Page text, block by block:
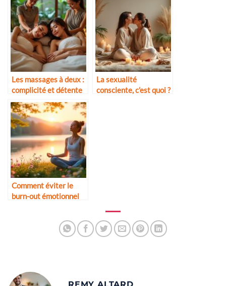
Les massages à deux :
complicité et détente
La sexualité
consciente, c’est quoi ?
Comment éviter le
burn-out émotionnel